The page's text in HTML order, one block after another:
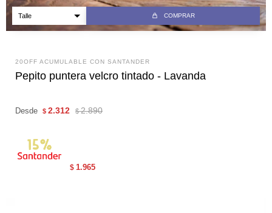
COMPRAR
20OFF ACUMULABLE CON SANTANDER
Pepito puntera velcro tintado - Lavanda
Desde $ 2.312 $ 2.890
$ 1.965